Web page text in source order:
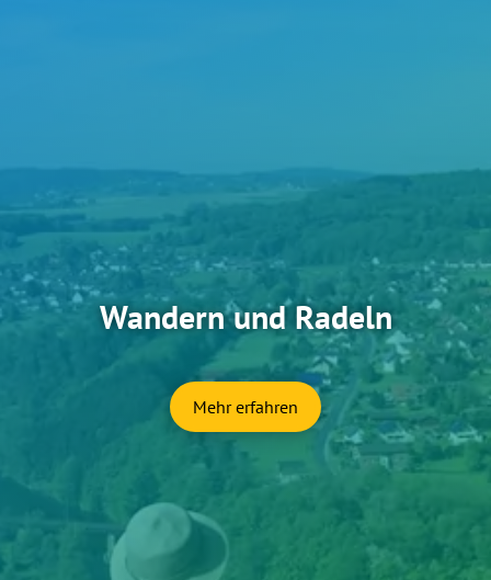
Wandern und Radeln
Mehr erfahren